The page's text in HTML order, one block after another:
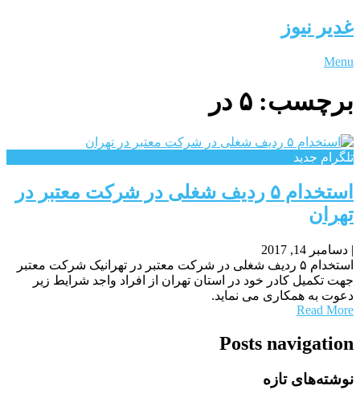
غدیر نیوز
Menu
برچسب: ۵ در
تلگرام جدید
استخدام ۵ ردیف شغلی در شرکت معتبر در
تهران
| دسامبر 14, 2017
استخدام ۵ ردیف شغلی در شرکت معتبر در تهرانیک شرکت معتبر
جهت تکمیل کادر خود در استان تهران از افراد واجد شرایط زیر
دعوت به همکاری می نماید.
Read More
Posts navigation
نوشته‌های تازه